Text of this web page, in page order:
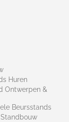
Huren
Ontwerpen &
Beursstands